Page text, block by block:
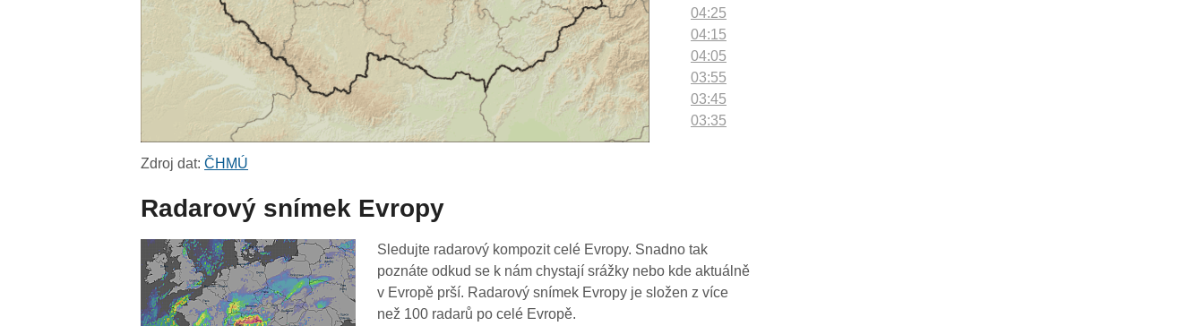
04:25
04:15
04:05
03:55
03:45
03:35
02:35
02:25
02:15
Zdroj dat:ČHMÚ
Radarový snímek Evropy
Sledujte radarový kompozit celé Evropy. Snadno tak
poznáte odkud se k nám chystají srážky nebo kde aktuálně
v Evropě prší. Radarový snímek Evropy je složen z více
než 100 radarů po celé Evropě.